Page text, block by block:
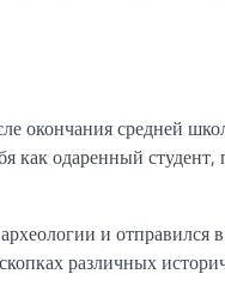
окончания средней
как одаренный
и отправился
различных